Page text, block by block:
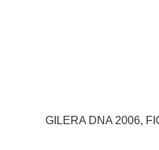
GILERA DNA 2006,